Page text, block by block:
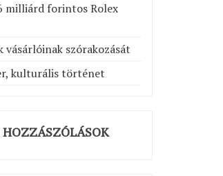
milliárd forintos Rolex
vásárlóinak szórakozását
kulturális történet